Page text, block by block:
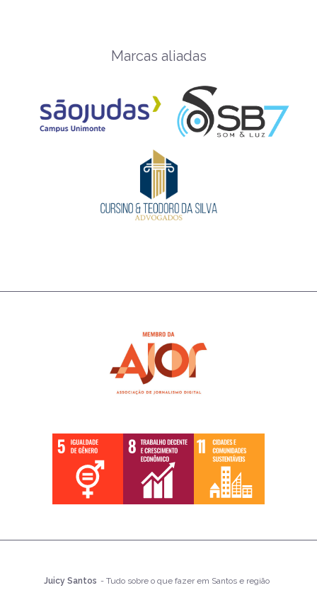
Marcas aliadas
Juicy Santos - Tudo sobre o que fazer em Santos e região